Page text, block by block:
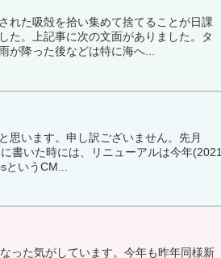
れた吸殻を拾い集めて捨てることが日課
た。上記事に次の文面がありました。タ
が降った後などは特に海へ...
思います。申し訳ございません。先月
書いた時には、リニューアルは今年(2021
いうCM...
った気がしています。今年も昨年同様新